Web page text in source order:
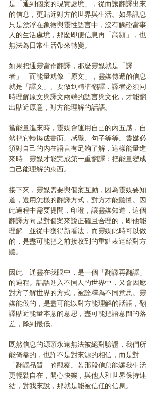
是「通到個案的現實處境」，從而讓翻譯出來
的信息，更貼近對方的世界與生活。如果訊息
只是漂浮在象徵與靈性語言中，沒有觸碰當事
人的生活處境，那麼即便信息再「高頻」，也
無法為日常生活帶來轉變。
如果把通靈當作翻譯，那麼靈媒就是「譯
者」，而能量就像「原文」，靈媒傳遞的信息
就是「譯文」。要做到精準翻譯，譯者必須同
時理解原文與譯文兩端的語言與文化，才能翻
出貼近原意，對方能理解的話語。
當能量進來時，靈媒會運用自己的內五感，自
然把它轉換成畫面、感覺、句子等等。靈媒必
須對自己的內在語言有足夠了解，這樣能量進
來時，靈媒才能完成第一重翻譯：把能量變成
自己能理解的東西。
接下來，靈媒需要與個案互動，因為靈媒要知
道，選用怎樣的翻譯方式，對方才能聽懂。因
此過程中需要提問，印證，讓靈媒知道，這個
翻譯方向是對個案來說正確且合理的，即他能
理解，並從中獲得新看法，而靈媒此時可以做
的，是盡可能把之前接收到的重點表達給對方
聽。
因此，通靈在我眼中，是一個「翻譯再翻譯」
的過程。話語進入不同人的世界中，又會因應
對方了解世界的方式，被詮釋為不同意思。靈
媒能做的，是盡可能以對方能理解的話語，翻
譯貼近能量本意的意思，盡可能把語意間的落
差，降到最低。
既然信息的源頭永遠無法被絕對驗證，我們所
能倚靠的，也許不是對來源的相信，而是對
「翻譯品質」的觀察。若那段信息能讓我生活
更輕鬆自在，開心快樂，與他人和世界保持連
結，對我來說，那就是能被信任的信息。